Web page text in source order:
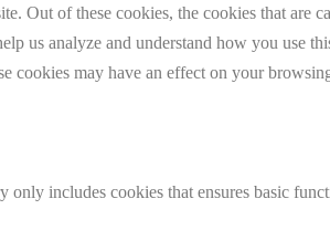
of these cookies, the cookies that are
us analyze and understand how you use
cookies may have an effect on your
includes cookies that ensures basic